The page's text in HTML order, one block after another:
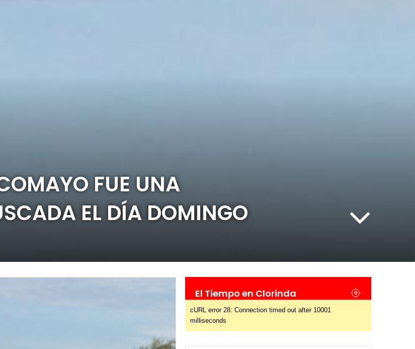
FUE UNA
EL DÍA DOMINGO
El Tiempo en Clorinda
cURL error 28: Connection timed out after 10001
milliseconds